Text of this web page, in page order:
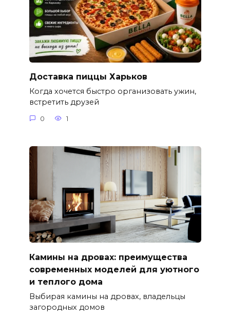
Доставка пиццы Харьков
Когда хочется быстро организовать ужин,
встретить друзей
0 1
Камины на дровах: преимущества
современных моделей для уютного
и теплого дома
Выбирая камины на дровах, владельцы
загородных домов